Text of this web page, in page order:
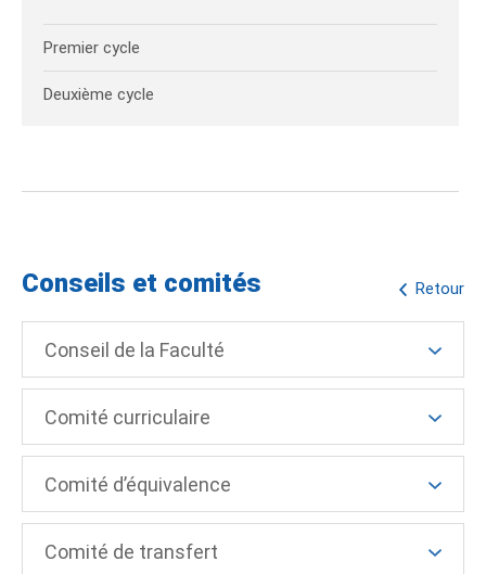
Premier cycle
Deuxième cycle
Retour
Conseils et comités
Conseil de la Faculté
Comité curriculaire
Comité d’équivalence
Comité de transfert